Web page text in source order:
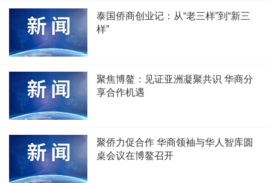
泰国侨商创业记：从“老三样”到“新三
样”
聚焦博鳌：见证亚洲凝聚共识 华商分
享合作机遇
聚侨力促合作 华商领袖与华人智库圆
桌会议在博鳌召开